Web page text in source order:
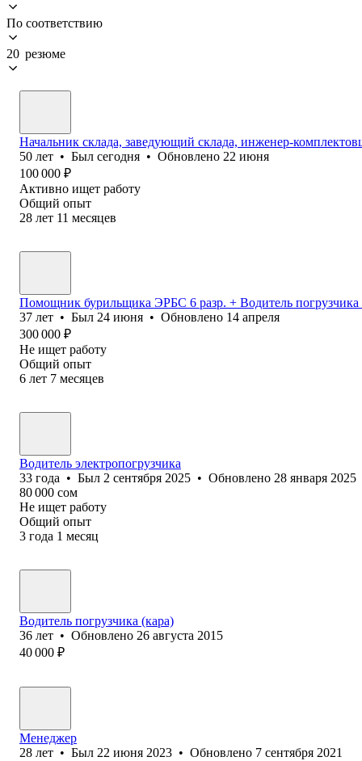
По соответствию
20 резюме
Начальник склада, заведующий склада, инженер-
50 лет • Был сегодня • Обновлено 22 июня
100 000 ₽
Активно ищет работу
Общий опыт
28 лет 11 месяцев
Помощник бурильщика ЭРБС 6 разр. + Водитель погрузчика
37 лет • Был 24 июня • Обновлено 14 апреля
300 000 ₽
Не ищет работу
Общий опыт
6 лет 7 месяцев
Водитель электропогрузчика
33 года • Был 2 сентября 2025 • Обновлено 28 января 2025
80 000 сом
Не ищет работу
Общий опыт
3 года 1 месяц
Водитель погрузчика (кара)
36 лет • Обновлено 26 августа 2015
40 000 ₽
Менеджер
28 лет • Был 22 июня 2023 • Обновлено 7 сентября 2021